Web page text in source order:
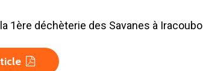
1ère déchèterie des Savanes à Iracoubo